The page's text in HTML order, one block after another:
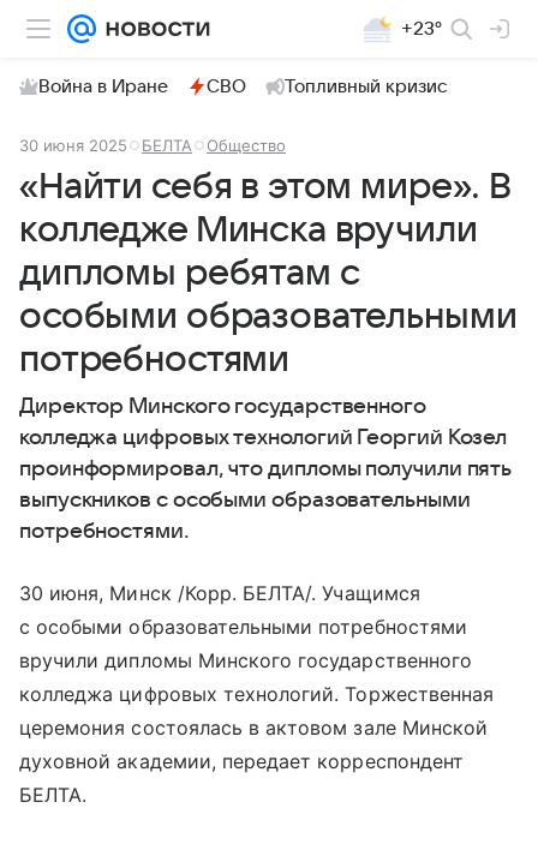
+23°
Война в Иране СВО Топливный кризис
30 июня 2025 БЕЛТА Общество
«Найти себя в этом мире». В
колледже Минска вручили
дипломы ребятам с
особыми образовательными
потребностями
Директор Минского государственного
колледжа цифровых технологий Георгий Козел
проинформировал, что дипломы получили пять
выпускников с особыми образовательными
потребностями.
30 июня, Минск /Корр. БЕЛТА/. Учащимся
с особыми образовательными потребностями
вручили дипломы Минского государственного
колледжа цифровых технологий. Торжественная
церемония состоялась в актовом зале Минской
духовной академии, передает корреспондент
БЕЛТА.